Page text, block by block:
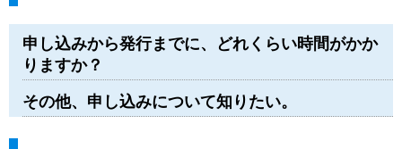
申し込みから発行までに、どれくらい時間がかか
りますか？
その他、申し込みについて知りたい。